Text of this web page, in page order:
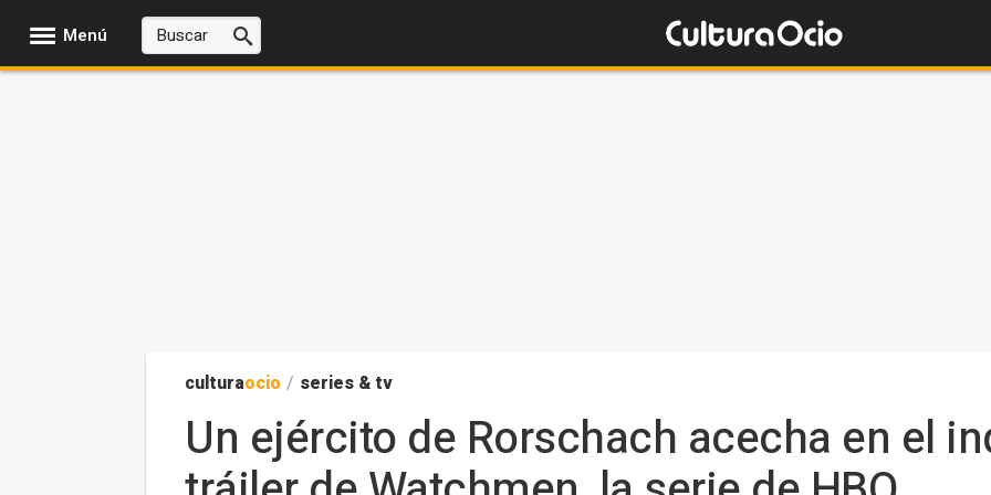
Menú
culturaocio / series & tv
Un ejército de Rorschach acecha en el